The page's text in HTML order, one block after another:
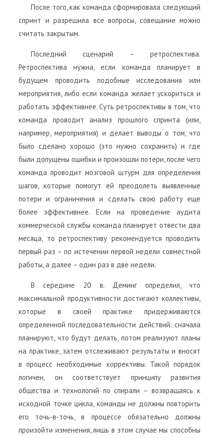
После того, как команда сформировала следующий
спринт и разрешила все вопросы, совещание можно
считать закрытым.
Последний сценарий – ретроспектива.
Ретроспектива нужна, если команда планирует в
будущем проводить подобные исследования или
мероприятия, либо если команда желает ускориться и
работать эффективнее. Суть ретроспективы в том, что
команда проводит анализ прошлого спринта (или,
например, мероприятия) и делает выводы о том, что
было сделано хорошо (это нужно сохранить) и где
были допущены ошибки и произошли потери, после чего
команда проводит мозговой штурм для определения
шагов, которые помогут ей преодолеть выявленные
потери и ограничения и сделать свою работу еще
более эффективнее. Если на проведение аудита
коммерческой службы команда планирует отвести два
месяца, то ретроспективу рекомендуется проводить
первый раз – по истечении первой недели совместной
работы, а далее – один раз в две недели.
В середине 20 в. Деминг определил, что
максимальной продуктивности достигают коллективы,
которые в своей практике придерживаются
определенной последовательности действий: сначала
планируют, что будут делать, потом реализуют планы
на практике, затем отслеживают результаты и вносят
в процесс необходимые коррективы. Такой порядок
логичен, он соответствует принципу развития
общества и технологий по спирали – возвращаясь к
исходной точке цикла, команды не должны повторить
его точь-в-точь, в процессе обязательно должны
произойти изменения, лишь в этом случае мы способны